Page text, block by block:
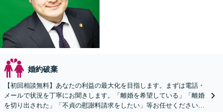
婚約破棄
【初回相談無料】あなたの利益の最大化を目指します。まずは電話・
メールで状況を丁寧にお聞きします。「離婚を希望している」「離婚
を切り出された」「不貞の慰謝料請求をしたい」等お任せください。